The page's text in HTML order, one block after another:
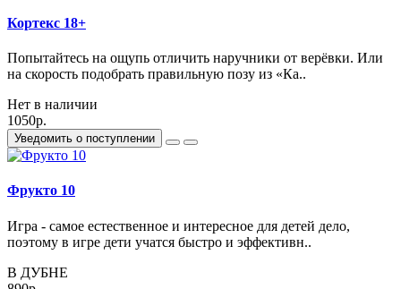
Кортекс 18+
Попытайтесь на ощупь отличить наручники от верёвки. Или
на скорость подобрать правильную позу из «Ка..
Нет в наличии
1050р.
Уведомить о поступлении
Фрукто 10
Игра - самое естественное и интересное для детей дело,
поэтому в игре дети учатся быстро и эффективн..
В ДУБНЕ